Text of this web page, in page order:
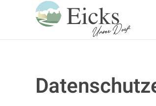
Zum Hauptinhalt springen